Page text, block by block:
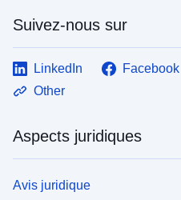
Suivez-nous sur
LinkedIn Facebook
Other
Aspects juridiques
Avis juridique